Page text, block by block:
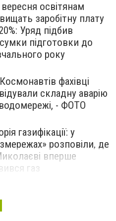
освітянам
заробітну плату
Уряд підбив
підготовки до
року
фахівці
складну аварію
- ФОТО
газифікації: у
розповіли, де
вперше
газ
2026: шукаємо